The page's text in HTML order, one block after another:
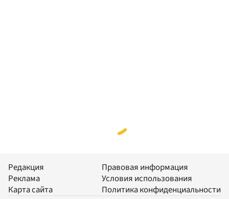
Редакция
Реклама
Карта сайта
Правовая информация
Условия использования
Политика конфиденциальности